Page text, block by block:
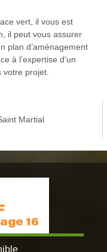
vert, il vous est
il peut vous assurer
plan d’aménagement
à l’expertise d’un
projet.
Martial